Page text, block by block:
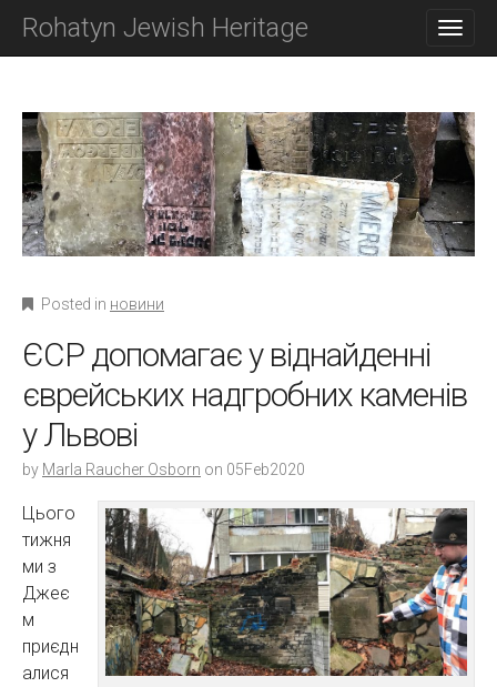
Rohatyn Jewish Heritage
Posted in новини
ЄСР допомагає у віднайденні
єврейських надгробних каменів
у Львові
by Marla Raucher Osborn on 05Feb2020
Цього
тижня
ми з
Джеє
м
приєдн
алися